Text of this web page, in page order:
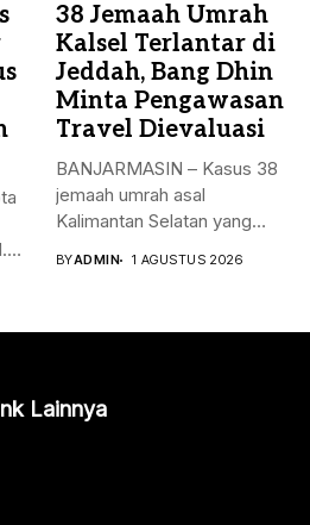
38 Jemaah Umrah
Kalsel Terlantar di
Jeddah, Bang Dhin
Minta Pengawasan
Travel Dievaluasi
BANJARMASIN – Kasus 38
jemaah umrah asal
Kalimantan Selatan yang
BYADMIN 1 AGUSTUS 2026
Lainnya